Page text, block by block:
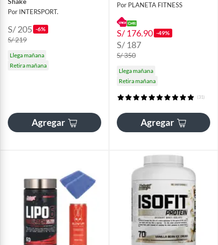
Por INTERSPORT.
S/ 205 -6%
S/ 219
Llega mañana
Retira mañana
Agregar
Por PLANETA FITNESS
S/ 176.90 -49%
S/ 187
S/ 350
Llega mañana
Retira mañana
(31)
Agregar